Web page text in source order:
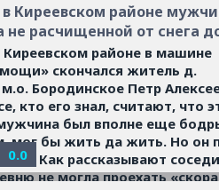
Киреевском районе
не расчищенной от снега
Киреевском районе в машине
скончался житель д.
Бородинское Петр
кто его знал, считают, что
был вполне еще
мог бы жить да жить. Но он
Как рассказывают
не могла проехать
0.0